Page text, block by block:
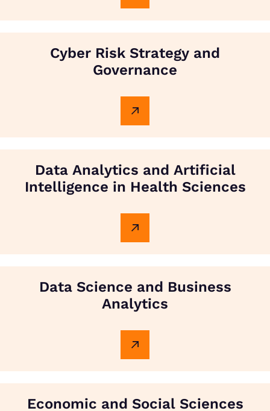
Cyber Risk Strategy and
Governance
Data Analytics and Artificial
Intelligence in Health Sciences
Data Science and Business
Analytics
Economic and Social Sciences